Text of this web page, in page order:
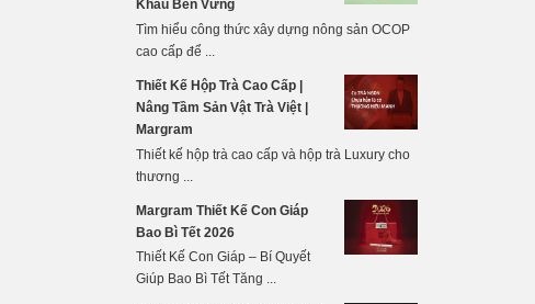
Khẩu Bền Vững
Tìm hiểu công thức xây dựng nông sản OCOP
cao cấp để ...
Thiết Kế Hộp Trà Cao Cấp |
Nâng Tầm Sản Vật Trà Việt |
Margram
Thiết kế hộp trà cao cấp và hộp trà Luxury cho
thương ...
Margram Thiết Kế Con Giáp
Bao Bì Tết 2026
Thiết Kế Con Giáp – Bí Quyết
Giúp Bao Bì Tết Tăng ...